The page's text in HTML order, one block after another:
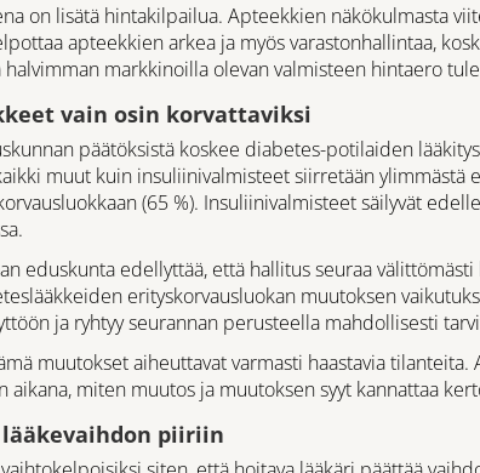
on lisätä hintakilpailua. Apteekkien näkökulmasta
apteekkien arkea ja myös varastonhallintaa,
halvimman markkinoilla olevan valmisteen hintaero
vain osin korvattaviksi
päätöksistä koskee diabetes-potilaiden
muut kuin insuliinivalmisteet siirretään ylimmästä
(65 %). Insuliinivalmisteet säilyvät
eduskunta edellyttää, että hallitus seuraa
erityskorvausluokan muutoksen
ja ryhtyy seurannan perusteella mahdollisesti
muutokset aiheuttavat varmasti haastavia
miten muutos ja muutoksen syyt kannattaa
piiriin